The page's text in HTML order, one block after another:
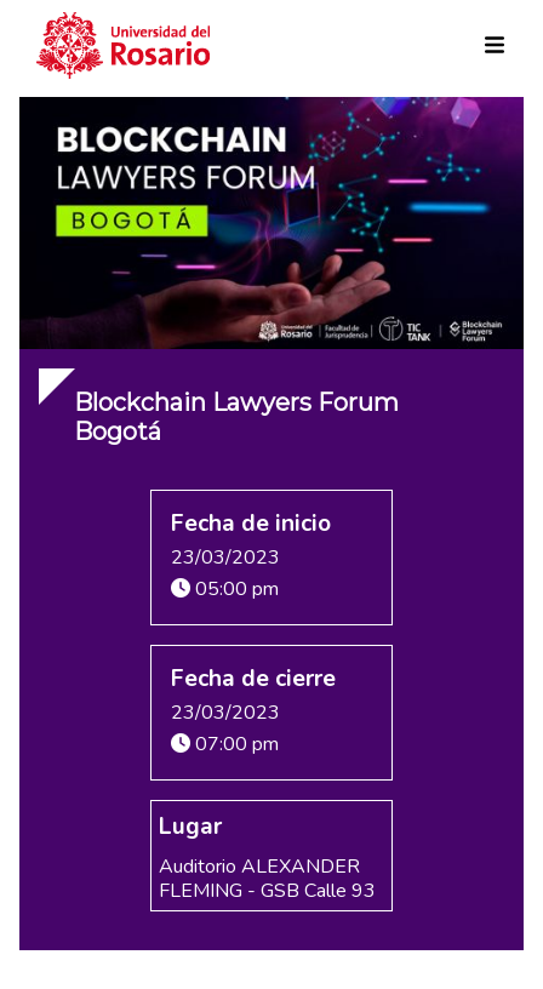
Blockchain Lawyers Forum
Bogotá
Fecha de inicio
23/03/2023
05:00 pm
Fecha de cierre
23/03/2023
07:00 pm
Lugar
Auditorio ALEXANDER
FLEMING - GSB Calle 93